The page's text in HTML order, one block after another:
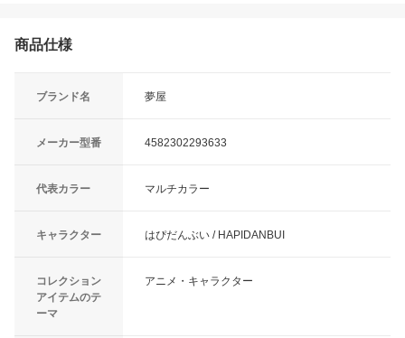
商品仕様
ブランド名 夢屋
メーカー型番 4582302293633
代表カラー マルチカラー
キャラクター はぴだんぶい / HAPIDANBUI
コレクション
アイテムのテ
ーマ
アニメ・キャラクター